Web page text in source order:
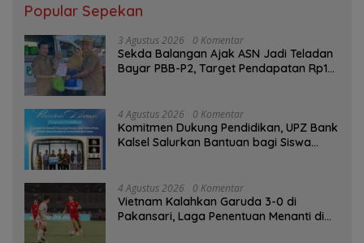
Popular Sepekan
3 Agustus 2026 0 Komentar
Sekda Balangan Ajak ASN Jadi Teladan
Bayar PBB-P2, Target Pendapatan Rp1
4 Agustus 2026 0 Komentar
Komitmen Dukung Pendidikan, UPZ Bank
Kalsel Salurkan Bantuan bagi Siswa
4 Agustus 2026 0 Komentar
Vietnam Kalahkan Garuda 3-0 di
Pakansari, Laga Penentuan Menanti di